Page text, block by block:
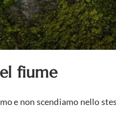
fiume
e non scendiamo nello